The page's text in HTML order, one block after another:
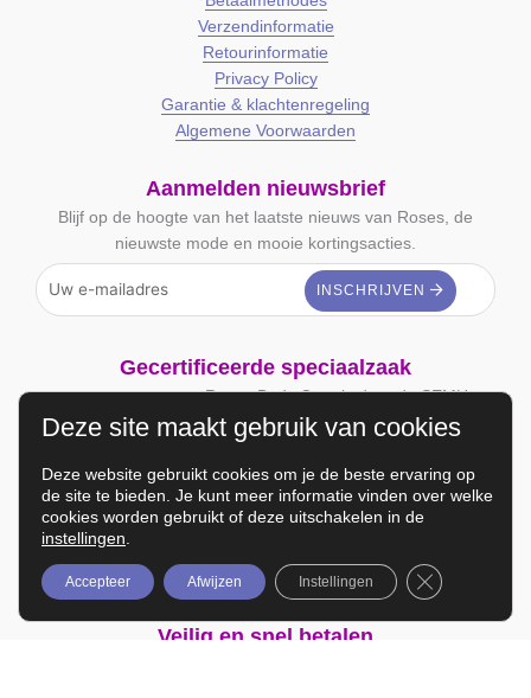
Verzendinformatie
Retourinformatie
Privacy Policy
Garantie & klachtenregeling
Algemene Voorwaarden
Aanmelden nieuwsbrief
Blijf op de hoogte van het laatste nieuws van Roses, de
nieuwste mode en mooie kortingsacties.
Gecertificeerde speciaalzaak
Roses Body Care is door de SEMH
(Stichting Erkeningsregeling leveranciers
voor Medische Hulpmiddelen) erkend als
Mammacare Specialist.
Volg ons op Social Media
Veilig en snel betalen
Deze site maakt gebruik van cookies
Deze website gebruikt cookies om je de beste ervaring op
de site te bieden. Je kunt meer informatie vinden over welke
cookies worden gebruikt of deze uitschakelen in de
instellingen
Accepteer Afwijzen Instellingen Sluit AVG/